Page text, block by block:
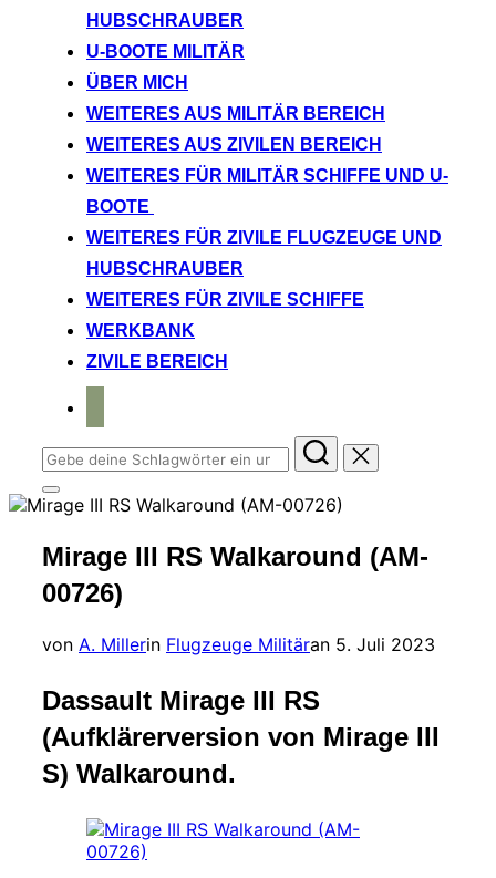
HUBSCHRAUBER
U-BOOTE MILITÄR
ÜBER MICH
WEITERES AUS MILITÄR BEREICH
WEITERES AUS ZIVILEN BEREICH
WEITERES FÜR MILITÄR SCHIFFE UND U-
BOOTE
WEITERES FÜR ZIVILE FLUGZEUGE UND
HUBSCHRAUBER
WEITERES FÜR ZIVILE SCHIFFE
WERKBANK
ZIVILE BEREICH
Suchen
nach:
Seitenleiste
&
umschalten
Mirage III RS Walkaround (AM-
00726)
von A. Millerin Flugzeuge Militäran Veröffentlicht
5. Juli 2023
Dassault Mirage III RS
(Aufklärerversion von Mirage III
S) Walkaround.